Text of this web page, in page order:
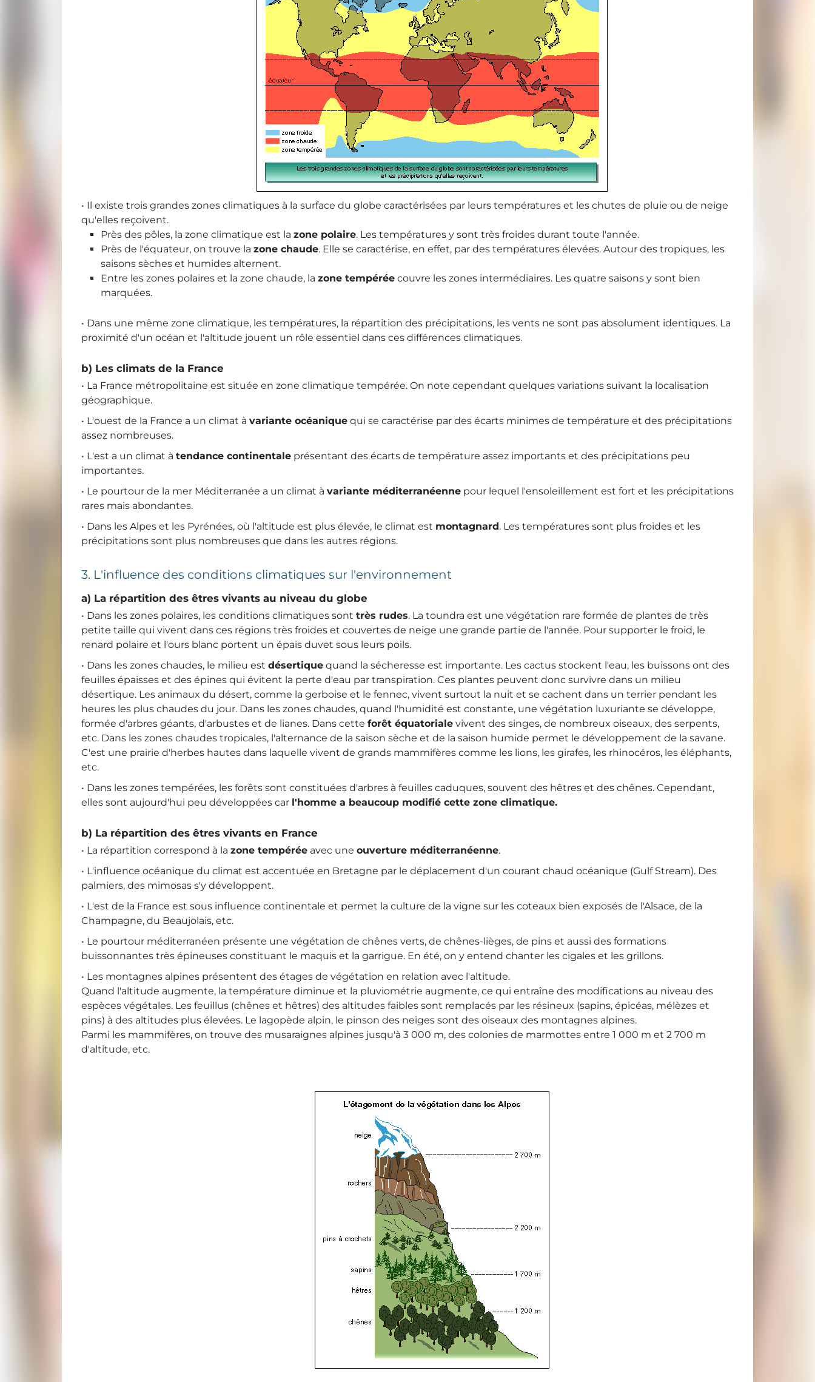
• Il existe trois grandes zones climatiques à la surface du globe caractérisées par leurs températures et les chutes de pluie ou de neige
qu'elles reçoivent.
Près des pôles, la zone climatique est la zone polaire. Les températures y sont très froides durant toute l'année.
Près de l'équateur, on trouve la zone chaude. Elle se caractérise, en effet, par des températures élevées. Autour des tropiques, les
saisons sèches et humides alternent.
Entre les zones polaires et la zone chaude, la zone tempérée couvre les zones intermédiaires. Les quatre saisons y sont bien
marquées.
• Dans une même zone climatique, les températures, la répartition des précipitations, les vents ne sont pas absolument identiques. La
proximité d'un océan et l'altitude jouent un rôle essentiel dans ces différences climatiques.
b) Les climats de la France
• La France métropolitaine est située en zone climatique tempérée. On note cependant quelques variations suivant la localisation
géographique.
• L'ouest de la France a un climat à variante océanique qui se caractérise par des écarts minimes de température et des précipitations
assez nombreuses.
• L'est a un climat à tendance continentale présentant des écarts de température assez importants et des précipitations peu
importantes.
• Le pourtour de la mer Méditerranée a un climat à variante méditerranéenne pour lequel l'ensoleillement est fort et les précipitations
rares mais abondantes.
• Dans les Alpes et les Pyrénées, où l'altitude est plus élevée, le climat est montagnard. Les températures sont plus froides et les
précipitations sont plus nombreuses que dans les autres régions.
3. L'influence des conditions climatiques sur l'environnement
a) La répartition des êtres vivants au niveau du globe
• Dans les zones polaires, les conditions climatiques sont très rudes. La toundra est une végétation rare formée de plantes de très
petite taille qui vivent dans ces régions très froides et couvertes de neige une grande partie de l'année. Pour supporter le froid, le
renard polaire et l'ours blanc portent un épais duvet sous leurs poils.
• Dans les zones chaudes, le milieu est désertique quand la sécheresse est importante. Les cactus stockent l'eau, les buissons ont des
feuilles épaisses et des épines qui évitent la perte d'eau par transpiration. Ces plantes peuvent donc survivre dans un milieu
désertique. Les animaux du désert, comme la gerboise et le fennec, vivent surtout la nuit et se cachent dans un terrier pendant les
heures les plus chaudes du jour. Dans les zones chaudes, quand l'humidité est constante, une végétation luxuriante se développe,
formée d'arbres géants, d'arbustes et de lianes. Dans cette forêt équatoriale vivent des singes, de nombreux oiseaux, des serpents,
etc. Dans les zones chaudes tropicales, l'alternance de la saison sèche et de la saison humide permet le développement de la savane.
C'est une prairie d'herbes hautes dans laquelle vivent de grands mammifères comme les lions, les girafes, les rhinocéros, les éléphants,
etc.
• Dans les zones tempérées, les forêts sont constituées d'arbres à feuilles caduques, souvent des hêtres et des chênes. Cependant,
elles sont aujourd'hui peu développées car l'homme a beaucoup modifié cette zone climatique.
b) La répartition des êtres vivants en France
• La répartition correspond à la zone tempérée avec une ouverture méditerranéenne.
• L'influence océanique du climat est accentuée en Bretagne par le déplacement d'un courant chaud océanique (Gulf Stream). Des
palmiers, des mimosas s'y développent.
• L'est de la France est sous influence continentale et permet la culture de la vigne sur les coteaux bien exposés de l'Alsace, de la
Champagne, du Beaujolais, etc.
• Le pourtour méditerranéen présente une végétation de chênes verts, de chênes-lièges, de pins et aussi des formations
buissonnantes très épineuses constituant le maquis et la garrigue. En été, on y entend chanter les cigales et les grillons.
• Les montagnes alpines présentent des étages de végétation en relation avec l'altitude.
Quand l'altitude augmente, la température diminue et la pluviométrie augmente, ce qui entraîne des modifications au niveau des
espèces végétales. Les feuillus (chênes et hêtres) des altitudes faibles sont remplacés par les résineux (sapins, épicéas, mélèzes et
pins) à des altitudes plus élevées. Le lagopède alpin, le pinson des neiges sont des oiseaux des montagnes alpines.
Parmi les mammifères, on trouve des musaraignes alpines jusqu'à 3 000 m, des colonies de marmottes entre 1 000 m et 2 700 m
d'altitude, etc.